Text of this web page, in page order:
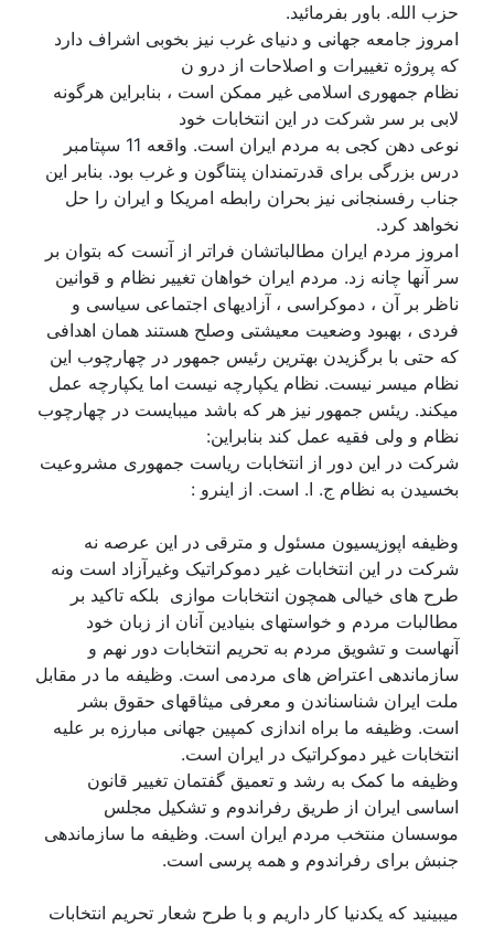
حزب الله. باور بفرمائید.
امروز جامعه جهانی و دنیای غرب نیز بخوبی اشراف دارد
که پروژه تغییرات و اصلاحات از درو ن
نظام جمهوری اسلامی غیر ممکن است ، بنابراین هرگونه
لابی بر سر شرکت در این انتخابات خود
نوعی دهن کجی به مردم ایران است. واقعه 11 سپتامبر
درس بزرگی برای قدرتمندان پنتاگون و غرب بود. بنابر این
جناب رفسنجانی نیز بحران رابطه امریکا و ایران را حل
نخواهد کرد.
امروز مردم ایران مطالباتشان فراتر از آنست که بتوان بر
سر آنها چانه زد. مردم ایران خواهان تغییر نظام و قوانین
ناظر بر آن ، دموکراسی ، آزادیهای اجتماعی سیاسی و
فردی ، بهبود وضعیت معیشتی وصلح هستند همان اهدافی
که حتی با برگزیدن بهترین رئیس جمهور در چهارچوب این
نظام میسر نیست. نظام یکپارچه نیست اما یکپارچه عمل
میکند. ریئس جمهور نیز هر که باشد میبایست در چهارچوب
نظام و ولی فقیه عمل کند بنابراین:
شرکت در این دور از انتخابات ریاست جمهوری مشروعیت
بخسیدن به نظام ج. ا. است. از اینرو :
وظیفه اپوزیسیون مسئول و مترقی در این عرصه نه
شرکت در این انتخابات غیر دموکراتیک وغیرآزاد است ونه
طرح های خیالی همچون انتخابات موازی بلکه تاکید بر
مطالبات مردم و خواستهای بنیادین آنان از زبان خود
آنهاست و تشویق مردم به تحریم انتخابات دور نهم و
سازماندهی اعتراض های مردمی است. وظیفه ما در مقابل
ملت ایران شناسناندن و معرفی میثاقهای حقوق بشر
است. وظیفه ما براه اندازی کمپین جهانی مبارزه بر علیه
انتخابات غیر دموکراتیک در ایران است.
وظیفه ما کمک به رشد و تعمیق گفتمان تغییر قانون
اساسی ایران از طریق رفراندوم و تشکیل مجلس
موسسان منتخب مردم ایران است. وظیفه ما سازماندهی
جنبش برای رفراندوم و همه پرسی است.
میبینید که یکدنیا کار داریم و با طرح شعار تحریم انتخابات